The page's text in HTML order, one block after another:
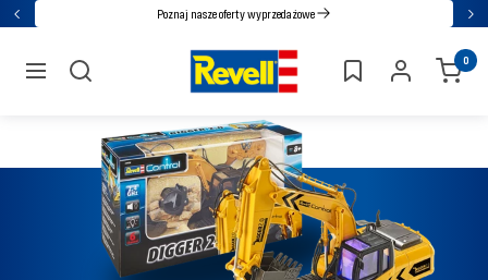
Przejdź
Powrót Poznaj nasze oferty wyprzedażowe
nawigacja
Revell 0